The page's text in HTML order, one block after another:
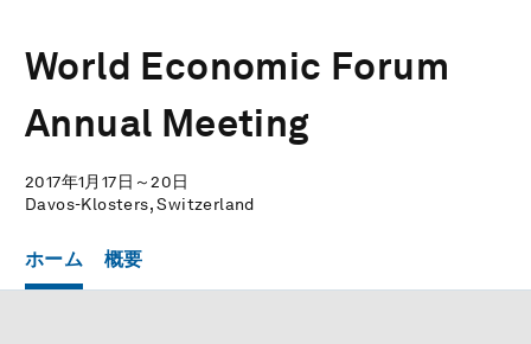
World Economic Forum
Annual Meeting
2017年1月17日～20日
Davos-Klosters, Switzerland
ホーム 概要